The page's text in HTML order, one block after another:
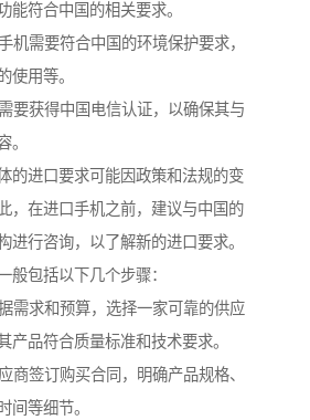
能符合中国的相关要求。
机需要符合中国的环境保护要求，
使用等。
要获得中国电信认证，以确保其与
。
的进口要求可能因政策和法规的变
，在进口手机之前，建议与中国的
进行咨询，以了解新的进口要求。
般包括以下几个步骤：
需求和预算，选择一家可靠的供应
产品符合质量标准和技术要求。
商签订购买合同，明确产品规格、
间等细节。